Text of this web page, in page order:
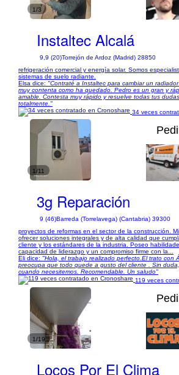
1/3
Instaltec Alcalá
9,9 (20)Torrejón de Ardoz (Madrid) 28850
refrigeración comercial y energía solar. Somos
sistemas de suelo radiante.
Elsa dice: "Contraté a Instaltec para cambiar un
muy contenta como ha quedado. Pedro es un gran y
amable. Contesta muy rápido y resuelve todas tus
totalmente."
34 veces
1/11
3g Reparación
9 (46)Barreda (Torrelavega) (Cantabria) 39300
proyectos de reformas en el sector de la construcción.
ofrecer soluciones integrales y de alta calidad que
cliente y los estándares de la industria. Poseo
capacidad de liderazgo y un compromiso firme con la...
Eli dice: "Hola, el trabajo realizado perfecto.El trato con
preocupa que todo quede a gusto del cliente . Sin
cuando necesitemos. Recomendable. Un saludo"
119 veces
1/19
Locos Por El Clima